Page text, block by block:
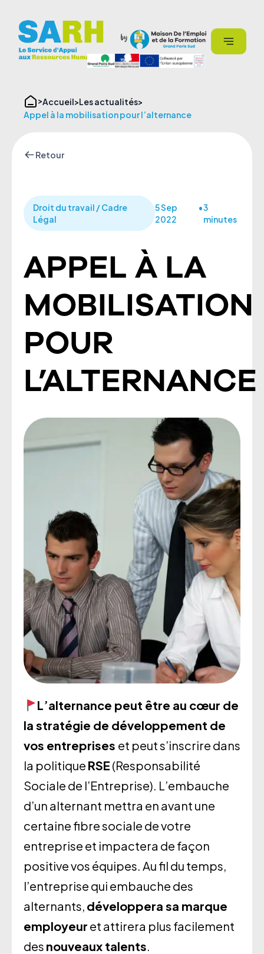
contenu
Accueil Les actualités
Appel à la mobilisation pour l’alternance
Retour
Droit du travail / Cadre
Légal
5 Sep
2022
•3
minutes
APPEL À LA
MOBILISATION
POUR
L’ALTERNANCE
L’alternance peut être au cœur de
la stratégie de développement de
vos entreprises et peut s’inscrire dans
la politique RSE (Responsabilité
Sociale de l’Entreprise). L’embauche
d’un alternant mettra en avant une
certaine fibre sociale de votre
entreprise et impactera de façon
positive vos équipes. Au fil du temps,
l’entreprise qui embauche des
alternants, développera sa marque
employeur et attirera plus facilement
des nouveaux talents.